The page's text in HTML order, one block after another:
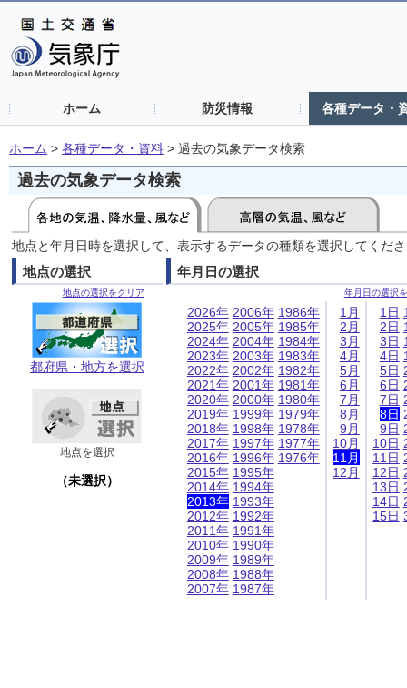
ホーム 防災情報 各種データ・
ホーム > 各種データ・資料 > 過去の気象データ検索
過去の気象データ検索
地点と年月日時を選択して、表示するデータの種類を選択してくだ
地点の選択
地点の選択をクリア
都府県・地方を選択
地点を選択
（未選択）
年月日の選択
年月日の選択
2026年
2025年
2024年
2023年
2022年
2021年
2020年
2019年
2018年
2017年
2016年
2015年
2014年
2013年
2012年
2011年
2010年
2009年
2008年
2007年
2006年
2005年
2004年
2003年
2002年
2001年
2000年
1999年
1998年
1997年
1996年
1995年
1994年
1993年
1992年
1991年
1990年
1989年
1988年
1987年
1986年
1985年
1984年
1983年
1982年
1981年
1980年
1979年
1978年
1977年
1976年
1月
2月
3月
4月
5月
6月
7月
8月
9月
10月
11月
12月
1日
2日
3日
4日
5日
6日
7日
8日
9日
10日
11日
12日
13日
14日
15日